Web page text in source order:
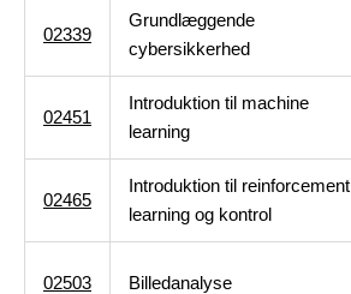
02339
Grundlæggende
cybersikkerhed
02451
Introduktion til machine
learning
02465
Introduktion til reinforcement
learning og kontrol
02503 Billedanalyse